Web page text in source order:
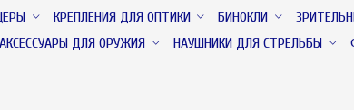
КРЕПЛЕНИЯ ДЛЯ ОПТИКИ БИНОКЛИ
АКСЕССУАРЫ ДЛЯ ОРУЖИЯ НАУШНИКИ ДЛЯ СТРЕЛЬБЫ